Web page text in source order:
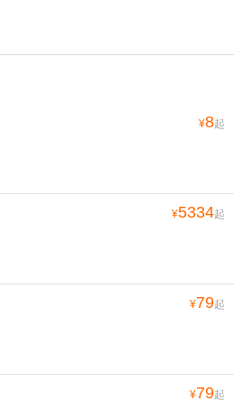
¥8起
¥5334起
¥79起
¥79起